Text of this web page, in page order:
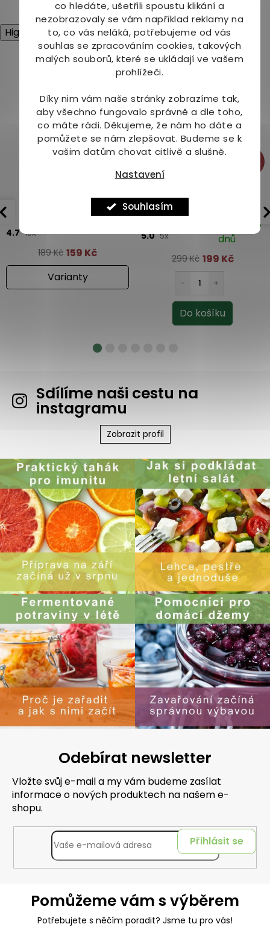
co hledáte, ušetřili spoustu klikání a
nezobrazovaly se vám například reklamy na
to, co vás neláká, potřebujeme od vás
souhlas se zpracováním cookies, takových
malých souborů, které se ukládají ve vašem
prohlížeči.
Díky nim vám naše stránky zobrazíme tak,
aby všechno fungovalo správně a dle toho,
co máte rádi. Děkujeme, že nám ho dáte a
pomůžete se nám zlepšovat. Budeme se k
vašim datům chovat citlivě a slušně.
Nastavení
Souhlasím
hvězdiček.
hvězdiček.
O
v
l
á
d
a
c
p
r
v
k
y
v
p
s
u
High-contrast mode
Mohlo by Vás zajímat
4.7 15x
189 Kč 159 Kč
Varianty
Akce
hroznových semínek
1000 ml
5.0 5x
Dostupné do 5
dnů
299 Kč 199 Kč
Sdílíme naši cestu na
instagramu
Zobrazit profil
Odebírat newsletter
Vložte svůj e-mail a my vám budeme zasílat
informace o nových produktech na našem e-
shopu.
Přihlásit se
Pomůžeme vám s výběrem
Potřebujete s něčím poradit? Jsme tu pro vás!